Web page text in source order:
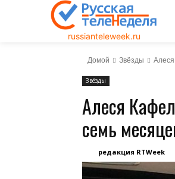
russianteleweek.ru
Домой Звёзды
Звёзды
Алеся
семь
редакция RTWeek